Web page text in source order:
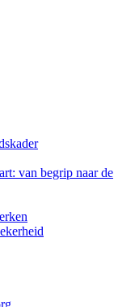
van begrip naar de